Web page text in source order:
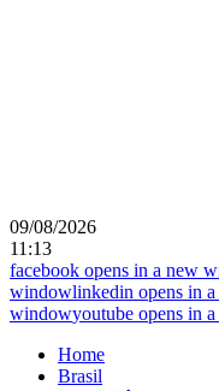
09/08/2026
11:13
facebook opens in a new
windowlinkedin opens in
windowyoutube opens in
Home
Brasil